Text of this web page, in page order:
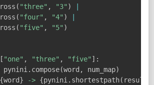
( "three" , "3" )
( "four" , "4" )
( "five" , "5" )
[ "one" , "three" , "five" ] :
pynini . compose(word , num_map)
{word} -> {pynini . shortestpath( result